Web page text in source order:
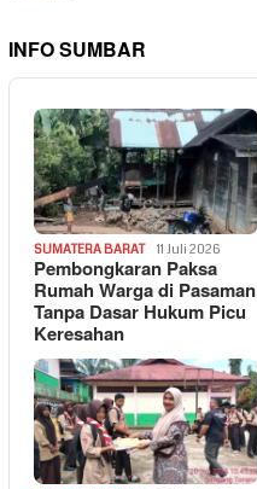
INFO SUMBAR
SUMATERA BARAT 11 Juli 2026
Pembongkaran Paksa
Rumah Warga di Pasaman
Tanpa Dasar Hukum Picu
Keresahan